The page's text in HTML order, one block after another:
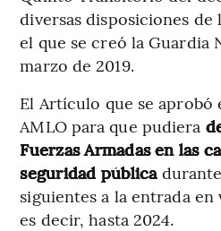
diversas disposiciones
el que se creó la Guardia
marzo de 2019.
El Artículo que se aprobó
AMLO para que pudiera
Fuerzas Armadas en las
seguridad pública
siguientes a la entrada
es decir, hasta 2024.